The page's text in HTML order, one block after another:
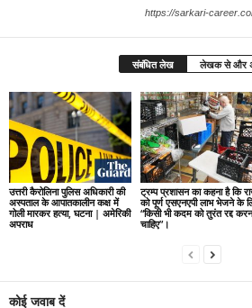
https://sarkari-
संबंधित लेख लेखक से और
उत्तरी कैरोलिना पुलिस अधिकारी की
अस्पताल के आपातकालीन कक्ष में
गोली मारकर हत्या, घटना | अमेरिकी
अपराध
ट्रम्प प्रशासन का कहना है कि
को पूर्ण एसएनएपी लाभ भेजने के
“किसी भी कदम को तुरंत रद्द
चाहिए”।
कोई जवाब दें